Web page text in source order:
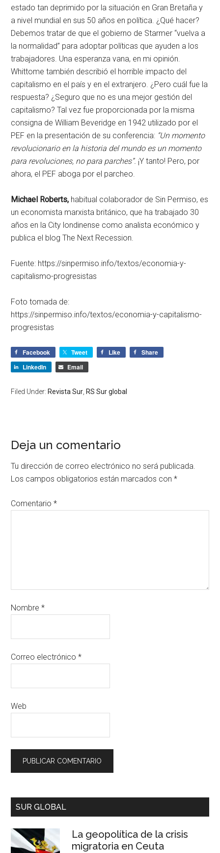
estado tan deprimido por la situación en Gran Bretaña y
a nivel mundial en sus 50 años en política. ¿Qué hacer?
Debemos tratar de que el gobierno de Starmer “vuelva a
la normalidad” para adoptar políticas que ayuden a los
trabajadores. Una esperanza vana, en mi opinión.
Whittome también describió el horrible impacto del
capitalismo en el país y en el extranjero. ¿Pero cuál fue la
respuesta? ¿Seguro que no es una mejor gestión del
capitalismo? Tal vez fue proporcionada por la misma
consigna de William Beveridge en 1942 utilizado por el
PEF en la presentación de su conferencia: “Un momento
revolucionario en la historia del mundo es un momento
para revoluciones, no para parches”. ¡Y tanto! Pero, por
ahora, el PEF aboga por el parcheo.
Michael Roberts, habitual colaborador de Sin Permiso, es
un economista marxista británico, que ha trabajado 30
años en la City londinense como analista económico y
publica el blog The Next Recession.
Fuente: https://sinpermiso.info/textos/economia-y-
capitalismo-progresistas
Foto tomada de:
https://sinpermiso.info/textos/economia-y-capitalismo-
progresistas
Facebook Tweet Like
Share
LinkedIn
Email
Filed Under: Revista Sur RS Sur global
Deja un comentario
Tu dirección de correo electrónico no será publicada.
Los campos obligatorios están marcados con*
Comentario*
Nombre*
Correo electrónico*
Web
SUR GLOBAL
La geopolítica de la crisis
migratoria en Ceuta